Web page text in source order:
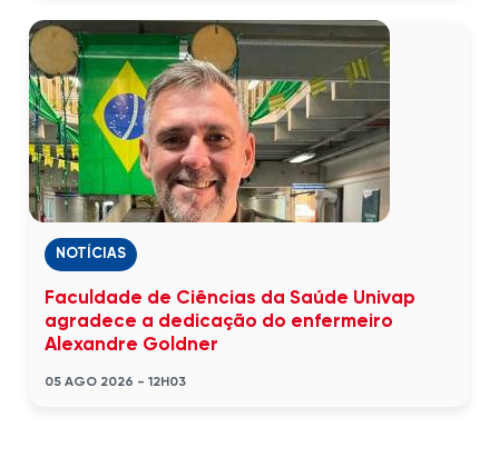
NOTÍCIAS
Faculdade de Ciências da Saúde Univap
agradece a dedicação do enfermeiro
Alexandre Goldner
05 AGO 2026 - 12H03